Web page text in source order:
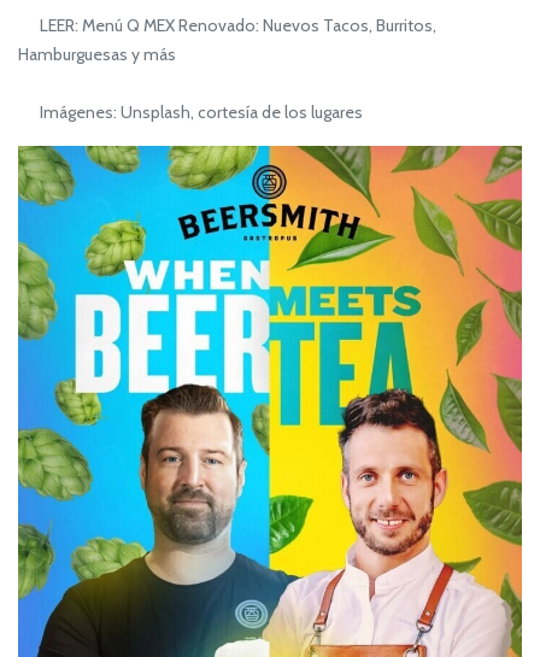
LEER: Menú Q MEX Renovado: Nuevos Tacos, Burritos,
Hamburguesas y más
Imágenes: Unsplash, cortesía de los lugares